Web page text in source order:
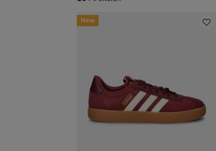
New